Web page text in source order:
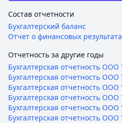
Состав отчетности
Бухгалтерский баланс
Отчет о финансовых
Отчетность за другие годы
Бухгалтерская отчетность
Бухгалтерская отчетность
Бухгалтерская отчетность
Бухгалтерская отчетность
Бухгалтерская отчетность
Бухгалтерская отчетность